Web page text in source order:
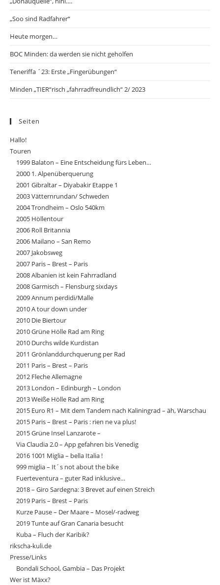
„Soo sind Radfahrer“
Heute morgen…
BOC Minden: da werden sie nicht geholfen
Teneriffa ´23: Erste „Fingerübungen“
Minden „TIER“risch „fahrradfreundlich“ 2/ 2023
Seiten
Hallo!
Touren
1999 Balaton – Eine Entscheidung fürs Leben…
2000 1. Alpenüberquerung
2001 Gibraltar – Diyabakir Etappe 1
2003 Vätternrundan/ Schweden
2004 Trondheim – Oslo 540km
2005 Höllentour
2006 Roll Britannia
2006 Mailano – San Remo
2007 Jakobsweg
2007 Paris – Brest – Paris
2008 Albanien ist kein Fahrradland
2008 Garmisch – Flensburg sixdays
2009 Annum perdidi/Malle
2010 A tour down under
2010 Die Biertour
2010 Grüne Hölle Rad am Ring
2010 Durchs wilde Kurdistan
2011 Grönlanddurchquerung per Rad
2011 Paris – Brest – Paris
2012 Fleche Allemagne
2013 London – Edinburgh – London
2013 Weiße Hölle Rad am Ring
2015 Euro R1 – Mit dem Tandem nach Kaliningrad – äh, Warschau
2015 Paris – Brest – Paris : rien ne va plus!
2015 Grüne Insel Lanzarote –
Via Claudia 2.0 – App gefahren bis Venedig
2016 1001 Miglia – bella Italia !
999 miglia – It´s not about the bike
Fuerteventura – guter Rad inklusive…
2018 – Giro Sardegna: 3 Brevet auf einen Streich
2019 Paris – Brest – Paris
Kurze Pause – Der Maare – Mosel/-radweg
2019 Tunte auf Gran Canaria besucht
Kuba – Fluch der Karibik?
rikscha-kuli.de
Presse/Links
Bondali School, Gambia – Das Projekt
Wer ist Mäxx?